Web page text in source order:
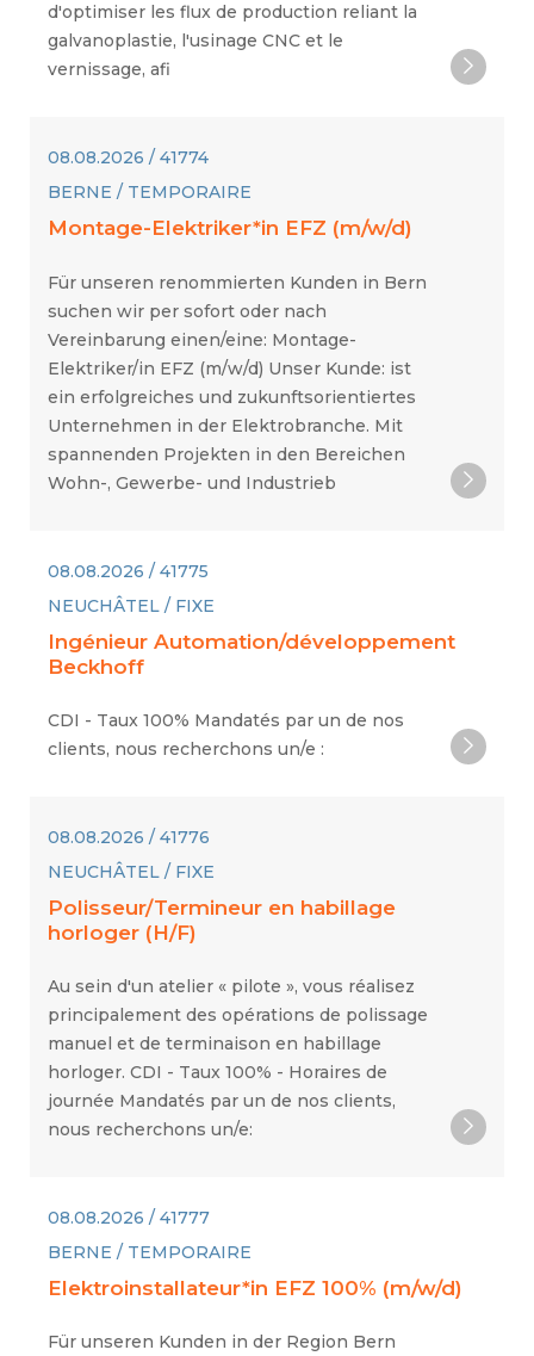
d'optimiser les flux de production reliant la
galvanoplastie, l'usinage CNC et le
vernissage, afi
08.08.2026 / 41774
BERNE / TEMPORAIRE
Montage-Elektriker*in EFZ (m/w/d)
Für unseren renommierten Kunden in Bern
suchen wir per sofort oder nach
Vereinbarung einen/eine: Montage-
Elektriker/in EFZ (m/w/d) Unser Kunde: ist
ein erfolgreiches und zukunftsorientiertes
Unternehmen in der Elektrobranche. Mit
spannenden Projekten in den Bereichen
Wohn-, Gewerbe- und Industrieb
08.08.2026 / 41775
NEUCHÂTEL / FIXE
Ingénieur Automation/développement
Beckhoff
CDI - Taux 100% Mandatés par un de nos
clients, nous recherchons un/e :
08.08.2026 / 41776
NEUCHÂTEL / FIXE
Polisseur/Termineur en habillage
horloger (H/F)
Au sein d'un atelier « pilote », vous réalisez
principalement des opérations de polissage
manuel et de terminaison en habillage
horloger. CDI - Taux 100% - Horaires de
journée Mandatés par un de nos clients,
nous recherchons un/e:
08.08.2026 / 41777
BERNE / TEMPORAIRE
Elektroinstallateur*in EFZ 100% (m/w/d)
Für unseren Kunden in der Region Bern